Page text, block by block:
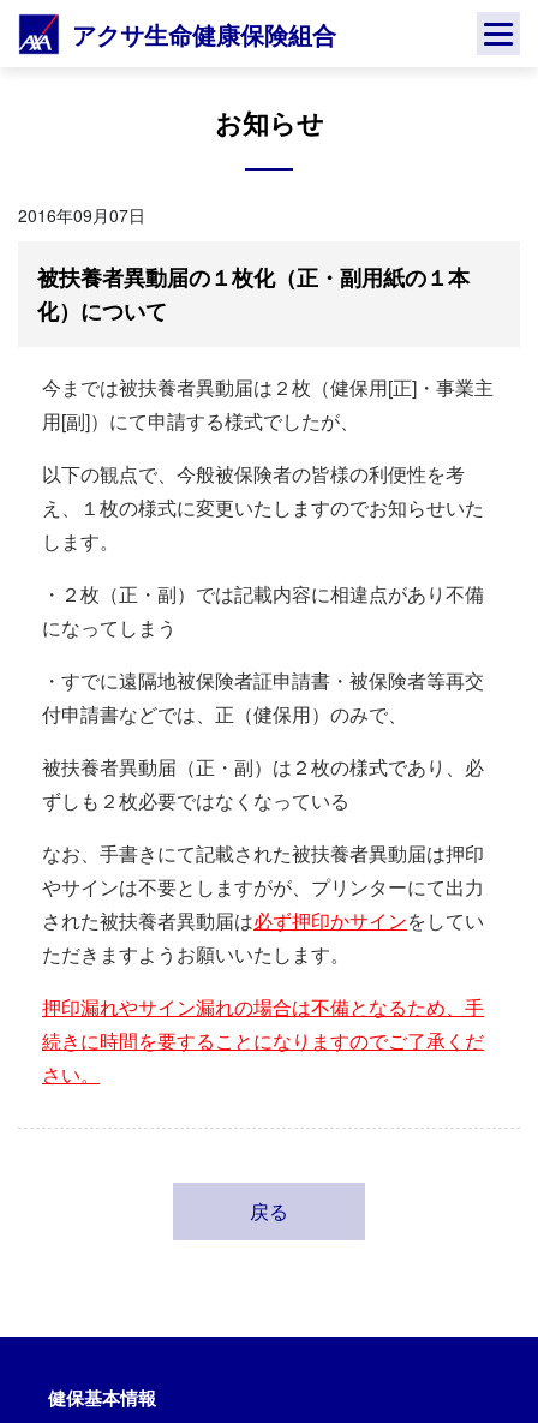
Skip
アクサ生命健康保険組合
お知らせ
2016年09月07日
被扶養者異動届の１枚化（正・副用紙の１本
化）について
今までは被扶養者異動届は２枚（健保用[正]・事業主
用[副]）にて申請する様式でしたが、
以下の観点で、今般被保険者の皆様の利便性を考
え、１枚の様式に変更いたしますのでお知らせいた
します。
・２枚（正・副）では記載内容に相違点があり不備
になってしまう
・すでに遠隔地被保険者証申請書・被保険者等再交
付申請書などでは、正（健保用）のみで、
被扶養者異動届（正・副）は２枚の様式であり、必
ずしも２枚必要ではなくなっている
なお、手書きにて記載された被扶養者異動届は押印
やサインは不要としますがが、プリンターにて出力
された被扶養者異動届は必ず押印かサインをしてい
ただきますようお願いいたします。
押印漏れやサイン漏れの場合は不備となるため、手
続きに時間を要することになりますのでご了承くだ
さい。
戻る
健保基本情報